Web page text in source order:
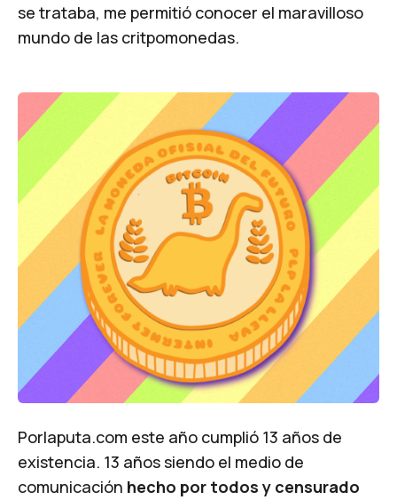
se trataba, me permitió conocer el maravilloso
mundo de las critpomonedas.
Porlaputa.com este año cumplió 13 años de
existencia. 13 años siendo el medio de
comunicación hecho por todos y censurado